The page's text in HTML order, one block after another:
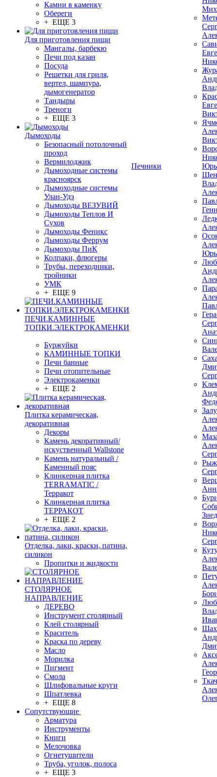
Камни в каменку
Обереги
+ ЕЩЕ 3
Для приготовления пищи
Мангалы, барбекю
Печи под казан
Посуда
Решетки для гриля,
вертел, шампура,
дымогенератор
Тандыры
Треноги
+ ЕЩЕ 3
Дымоходы
Безопасный потолочный
проход
Вермилоджик
Дымоходные системы
красноярск
Дымоходные системы
Улан-Удэ
Дымоходы ВЕЗУВИЙ
Дымоходы Теплов И
Сухов
Дымоходы Феникс
Дымоходы Феррум
Дымоходы ПиК
Колпаки, флюгеры
Трубы, переходники,
тройники
УМК
+ ЕЩЕ 9
ПЕЧИ.КАМИННЫЕ
ТОПКИ.ЭЛЕКТРОКАМЕНКИ
Буржуйки
КАМИННЫЕ ТОПКИ
Печи банные
Печи отопительные
Электрокаменки
+ ЕЩЕ 2
Плитка керамическая,
декоративная
Декоры
Камень декоративный/
искуственный Wallstone
Камень натуральный /
Каменный пояс
Клинкерная плитка
TERRAMATIC /
Терракот
Клинкерная плитка
ТЕРРАКОТ
+ ЕЩЕ 2
Отделка, лаки, краски, патина,
силикон
Пропитки и жидкости
СТОЛЯРНОЕ
НАПРАВЛЕНИЕ
ДЕРЕВО
Инструмент столярный
Клей столярный
Краситель
Краска по дереву
Масло
Морилка
Пигмент
Смола
Шлифовальные круги
Шпатлевка
+ ЕЩЕ 8
Сопутствующие
Арматура
Инструменты
Книги
Мелочовка
Огнетушители
Труба, уголок, полоса
+ ЕЩЕ 3
Печники